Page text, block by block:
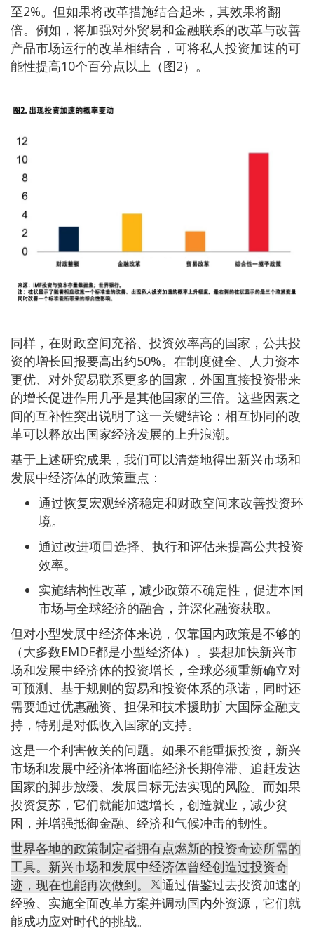
至2%。但如果将改革措施结合起来，其效果将翻
倍。例如，将加强对外贸易和金融联系的改革与改善
产品市场运行的改革相结合，可将私人投资加速的可
能性提高10个百分点以上（图2）。
同样，在财政空间充裕、投资效率高的国家，公共投
资的增长回报要高出约50%。在制度健全、人力资本
更优、对外贸易联系更多的国家，外国直接投资带来
的增长促进作用几乎是其他国家的三倍。这些因素之
间的互补性突出说明了这一关键结论：相互协同的改
革可以释放出国家经济发展的上升浪潮。
基于上述研究成果，我们可以清楚地得出新兴市场和
发展中经济体的政策重点：
通过恢复宏观经济稳定和财政空间来改善投资环
境。
通过改进项目选择、执行和评估来提高公共投资
效率。
实施结构性改革，减少政策不确定性，促进本国
市场与全球经济的融合，并深化融资获取。
但对小型发展中经济体来说，仅靠国内政策是不够的
（大多数EMDE都是小型经济体）。要想加快新兴市
场和发展中经济体的投资增长，全球必须重新确立对
可预测、基于规则的贸易和投资体系的承诺，同时还
需要通过优惠融资、担保和技术援助扩大国际金融支
持，特别是对低收入国家的支持。
这是一个利害攸关的问题。如果不能重振投资，新兴
市场和发展中经济体将面临经济长期停滞、追赶发达
国家的脚步放缓、发展目标无法实现的风险。而如果
投资复苏，它们就能加速增长，创造就业，减少贫
困，并增强抵御金融、经济和气候冲击的韧性。
世界各地的政策制定者拥有点燃新的投资奇迹所需的
工具。新兴市场和发展中经济体曾经创造过投资奇
迹，现在也能再次做到。
通过借鉴过去投资加速的
经验、实施全面改革方案并调动国内外资源，它们就
能成功应对时代的挑战。